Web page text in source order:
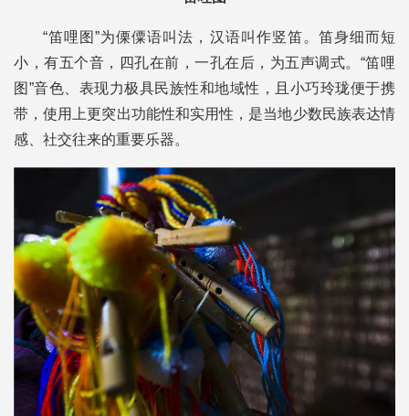
“笛哩图”为傈僳语叫法，汉语叫作竖笛。笛身细而短
小，有五个音，四孔在前，一孔在后，为五声调式。“笛哩
图”音色、表现力极具民族性和地域性，且小巧玲珑便于携
带，使用上更突出功能性和实用性，是当地少数民族表达情
感、社交往来的重要乐器。